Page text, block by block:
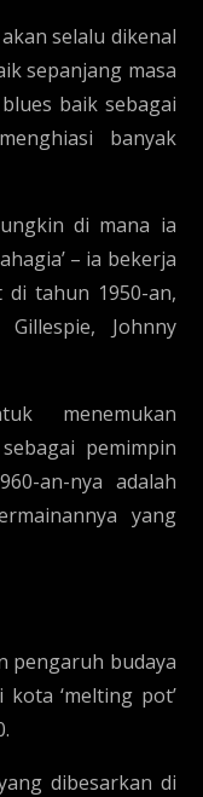
selalu dikenal
sepanjang masa
baik sebagai
banyak
di mana ia
– ia bekerja
di tahun 1950-an,
Johnny
menemukan
pemimpin
an-nya adalah
yang
pengaruh budaya
‘melting pot’
dibesarkan di